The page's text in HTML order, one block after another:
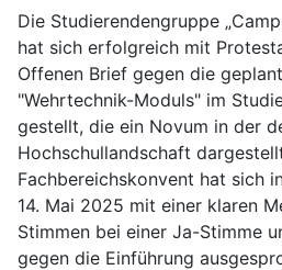
Die Studierendengruppe
hat sich erfolgreich mit
Offenen Brief gegen die
"Wehrtechnik-Moduls" im
gestellt, die ein Novum in der
Hochschullandschaft
Fachbereichskonvent hat sich
14. Mai 2025 mit einer klaren
Stimmen bei einer Ja-Stimme
gegen die Einführung